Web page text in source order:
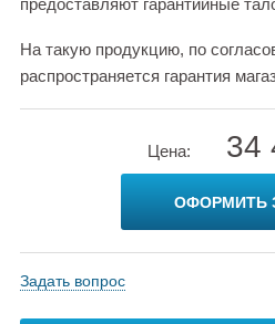
предоставляют гарантийные
На такую продукцию, по
распространяется гарантия
Цена: 34
ОФОРМИТЬ
Задать вопрос